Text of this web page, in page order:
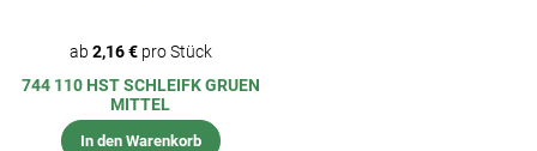
ab 2,16 €pro Stück
744 110 HST SCHLEIFK GRUEN
MITTEL
In den Warenkorb